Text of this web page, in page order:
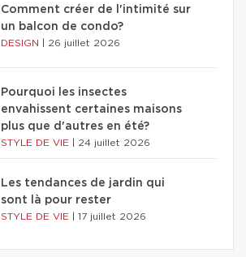
Comment créer de l'intimité sur
un balcon de condo?
DESIGN 26 juillet 2026
Pourquoi les insectes
envahissent certaines maisons
plus que d'autres en été?
STYLE DE VIE 24 juillet 2026
Les tendances de jardin qui
sont là pour rester
STYLE DE VIE 17 juillet 2026